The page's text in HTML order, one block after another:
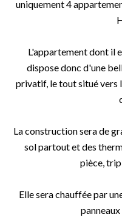
uniquement 4
L'appartement dont il
dispose donc d'une
privatif, le tout situé vers
La construction sera de
sol partout et des
pièce,
Elle sera chauffée par